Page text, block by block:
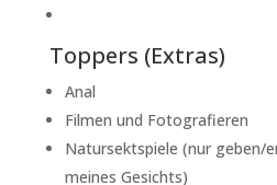
Toppers (Extras)
Anal
Filmen und Fotografieren
Natursektspiele (nur geben/
meines Gesichts)